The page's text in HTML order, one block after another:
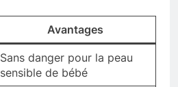
Avantages
Sans danger pour la peau
sensible de bébé